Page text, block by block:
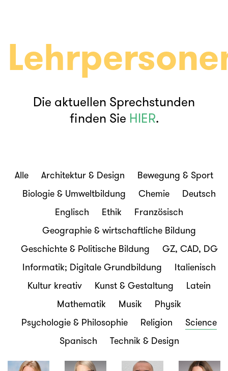
Die aktuellen Sprechstunden
finden Sie HIER.
Alle Architektur & Design
Bewegung & Sport
Biologie & Umweltbildung
Chemie
Deutsch
Englisch
Ethik
Französisch
Geographie & wirtschaftliche Bildung
Geschichte & Politische Bildung
GZ, CAD, DG
Informatik; Digitale Grundbildung
Italienisch
Kultur kreativ
Kunst & Gestaltung
Latein
Mathematik
Musik
Physik
Psychologie & Philosophie
Religion
Science
Spanisch
Technik & Design